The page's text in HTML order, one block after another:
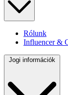
Rólunk
Influencer &
Jogi információk